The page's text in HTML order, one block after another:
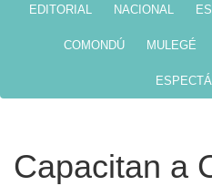
EDITORIAL NACIONAL
COMONDÚ MULEGÉ
Capacitan a